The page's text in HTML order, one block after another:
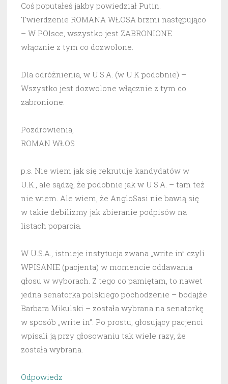
Coś poputałeś jakby powiedział Putin.
Twierdzenie ROMANA WŁOSA brzmi następująco
– W POlsce, wszystko jest ZABRONIONE
włącznie z tym co dozwolone.
Dla odróżnienia, w U.S.A. (w U.K podobnie) –
Wszystko jest dozwolone włącznie z tym co
zabronione.
Pozdrowienia,
ROMAN WŁOS
p.s. Nie wiem jak się rekrutuje kandydatów w
U.K., ale sądzę, że podobnie jak w U.S.A. – tam też
nie wiem. Ale wiem, że AngloSasi nie bawią się
w takie debilizmy jak zbieranie podpisów na
listach poparcia.
W U.S.A., istnieje instytucja zwana „write in” czyli
WPISANIE (pacjenta) w momencie oddawania
głosu w wyborach. Z tego co pamiętam, to nawet
jedna senatorka polskiego pochodzenie – bodajże
Barbara Mikulski – została wybrana na senatorkę
w sposób „write in”. Po prostu, głosujący pacjenci
wpisali ją przy głosowaniu tak wiele razy, że
została wybrana.
Odpowiedz